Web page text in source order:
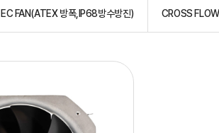
EC FAN(ATEX 방폭,IP68방수방진) CROSS